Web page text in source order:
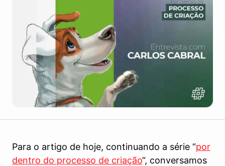
Para o artigo de hoje, continuando a série “por
dentro do processo de criação“, conversamos